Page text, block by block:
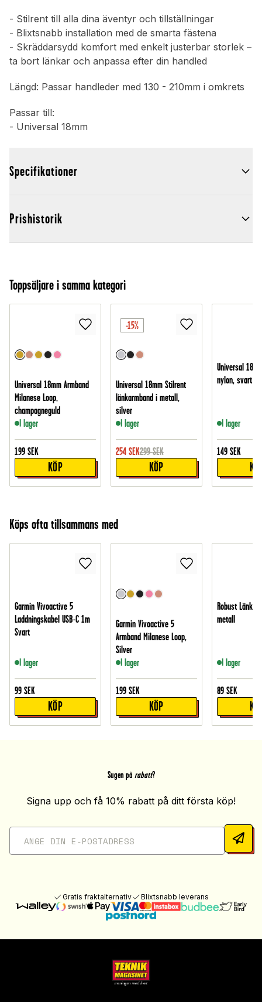
- Stilrent till alla dina äventyr och tillställningar
- Blixtsnabb installation med de smarta fästena
- Skräddarsydd komfort med enkelt justerbar storlek –
ta bort länkar och anpassa efter din handled
Längd: Passar handleder med 130 - 210mm i omkrets
Passar till:
- Universal 18mm
Specifikationer
Prishistorik
Toppsäljare i samma kategori
Universal 18mm Armband
Milanese Loop,
champagneguld
I lager
199 SEK
KÖP
-15%
Universal 18mm Stilrent
länkarmband i metall,
silver
I lager
254 SEK299 SEK
KÖP
Universal
nylon, svart
I lager
149 SEK
Köps ofta tillsammans med
Garmin Vivoactive 5
Laddningskabel USB-C 1m
Svart
I lager
99 SEK
KÖP
Garmin Vivoactive 5
Armband Milanese Loop,
Silver
I lager
199 SEK
KÖP
Robust
metall
I lager
89 SEK
Sugen på rabatt?
Signa upp och få 10% rabatt på ditt första köp!
Gratis fraktalternativ Blixtsnabb leverans